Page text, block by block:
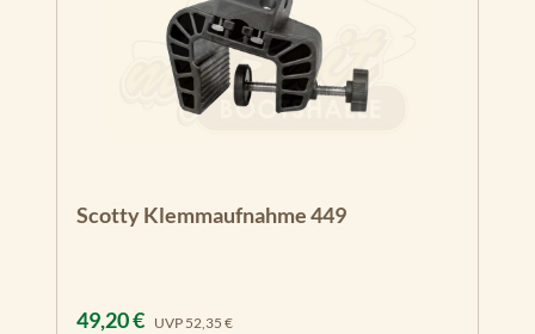
Scotty Klemmaufnahme 449
Verkaufspreis:
49,20 € UVP 52,35 €